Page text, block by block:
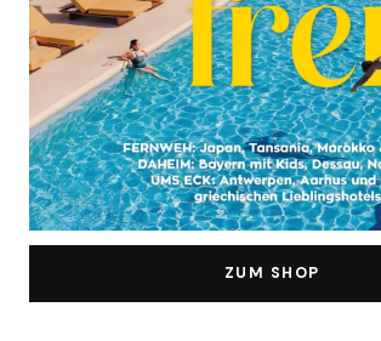
ZUM SHOP